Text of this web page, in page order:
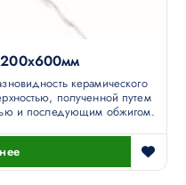
керамического
полученной путем
и последующим обжигом.